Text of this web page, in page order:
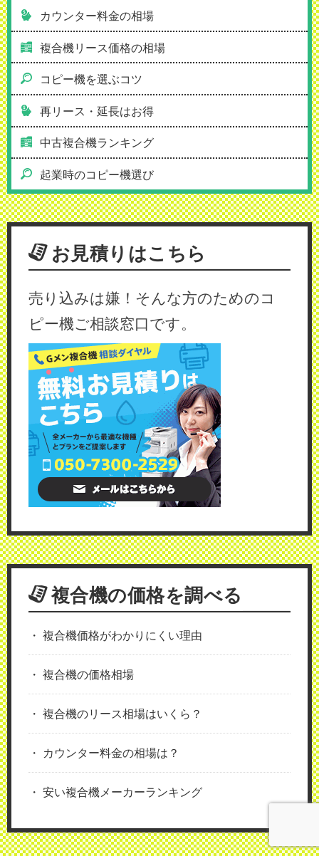
カウンター料金の相場
複合機リース価格の相場
コピー機を選ぶコツ
再リース・延長はお得
中古複合機ランキング
起業時のコピー機選び
お見積りはこちら
売り込みは嫌！そんな方のためのコ
ピー機ご相談窓口です。
複合機の価格を調べる
複合機価格がわかりにくい理由
複合機の価格相場
複合機のリース相場はいくら？
カウンター料金の相場は？
安い複合機メーカーランキング